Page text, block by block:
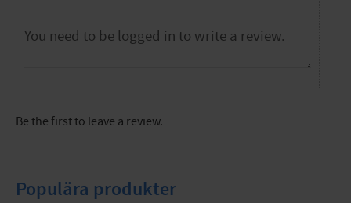
Be the first to leave a review.
Populära produkter